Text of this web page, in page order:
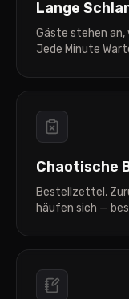
Lange
Gäste stehen an,
Jede Minute
Chaotische
Bestellzettel,
häufen sich —